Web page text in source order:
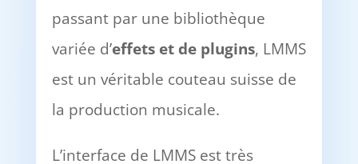
passant par une bibliothèque
variée d’effets et de plugins, LMMS
est un véritable couteau suisse de
la production musicale.
L’interface de LMMS est très